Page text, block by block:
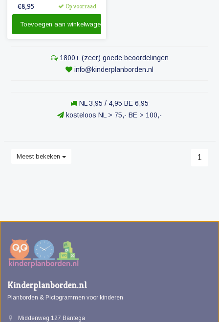
de basisschool worden
€8,95 Op voorraad
Toevoegen aan winkelwagen
1800+ (zeer) goede beoordelingen
info@kinderplanborden.nl
NL 3,95 / 4,95 BE 6,95
kosteloos NL > 75,- BE > 100,-
Meest bekeken 1
Kinderplanborden.nl
Planborden & Pictogrammen voor kinderen
Middenweg 127 Bantega